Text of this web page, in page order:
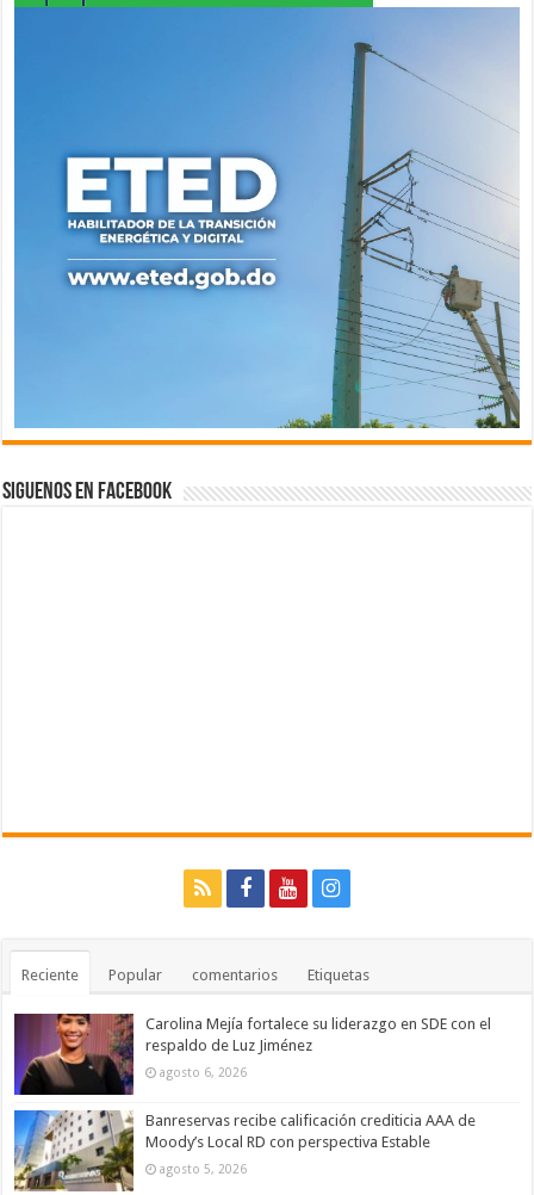
Siguenos en Facebook
Reciente Popular comentarios Etiquetas
Carolina Mejía fortalece su liderazgo en SDE con el
respaldo de Luz Jiménez
agosto 6, 2026
Banreservas recibe calificación crediticia AAA de
Moody’s Local RD con perspectiva Estable
agosto 5, 2026